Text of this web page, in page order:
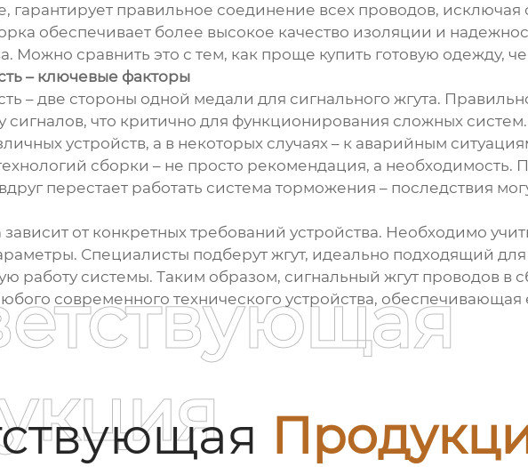
гарантирует правильное соединение всех проводов,
обеспечивает более высокое качество изоляции и
Можно сравнить это с тем, как проще купить готовую одежду,
– ключевые факторы
– две стороны одной медали для сигнального жгута.
что критично для функционирования сложных
устройств, а в некоторых случаях – к аварийным
сборки – не просто рекомендация, а необходимость.
перестает работать система торможения – последствия
от конкретных требований устройства. Необходимо
Специалисты подберут жгут, идеально подходящий
работу системы. Таким образом, сигнальный жгут проводов в
современного технического устройства,